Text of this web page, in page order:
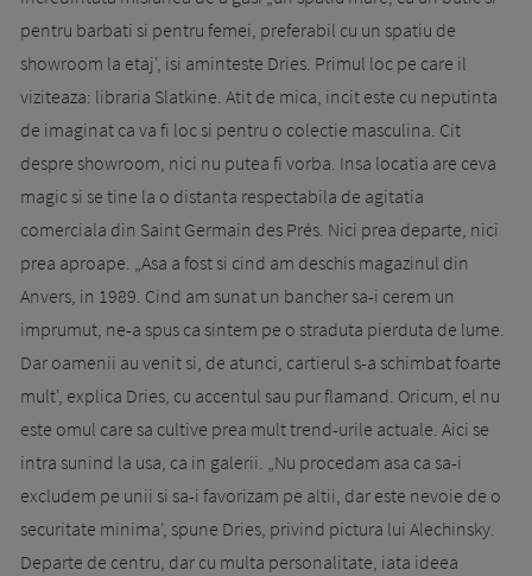
pentru barbati si pentru femei, preferabil cu un spatiu de
showroom la etaj', isi aminteste Dries. Primul loc pe care il
viziteaza: libraria Slatkine. Atit de mica, incit este cu neputinta
de imaginat ca va fi loc si pentru o colectie masculina. Cit
despre showroom, nici nu putea fi vorba. Insa locatia are ceva
magic si se tine la o distanta respectabila de agitatia
comerciala din Saint Germain des Prés. Nici prea departe, nici
prea aproape. „Asa a fost si cind am deschis magazinul din
Anvers, in 1989. Cind am sunat un bancher sa-i cerem un
imprumut, ne-a spus ca sintem pe o straduta pierduta de lume.
Dar oamenii au venit si, de atunci, cartierul s-a schimbat foarte
mult', explica Dries, cu accentul sau pur flamand. Oricum, el nu
este omul care sa cultive prea mult trend-urile actuale. Aici se
intra sunind la usa, ca in galerii. „Nu procedam asa ca sa-i
excludem pe unii si sa-i favorizam pe altii, dar este nevoie de o
securitate minima', spune Dries, privind pictura lui Alechinsky.
Departe de centru, dar cu multa personalitate, iata ideea